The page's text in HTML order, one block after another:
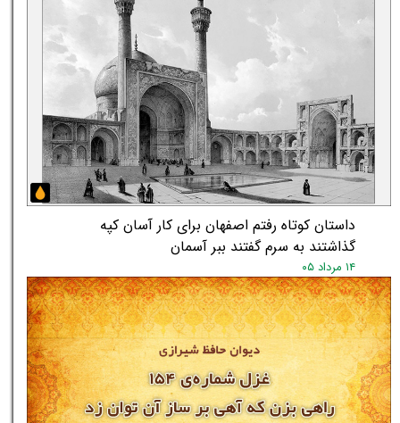
داستان کوتاه رفتم اصفهان برای کار آسان کپه
گذاشتند به سرم گفتند ببر آسمان
۱۴ مرداد ۰۵